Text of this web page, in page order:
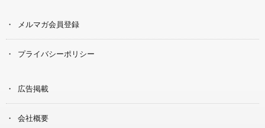
メルマガ会員登録
プライバシーポリシー
広告掲載
会社概要